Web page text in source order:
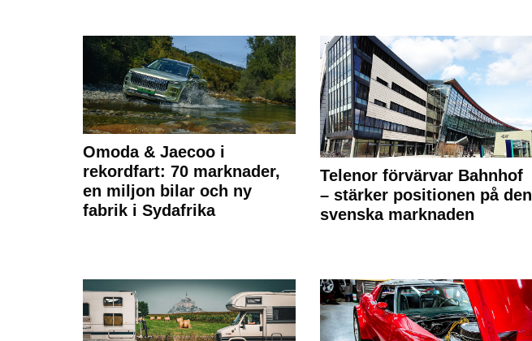
Omoda & Jaecoo i
rekordfart: 70 marknader,
en miljon bilar och ny
fabrik i Sydafrika
Telenor förvärvar Bahnhof
– stärker positionen på den
svenska marknaden